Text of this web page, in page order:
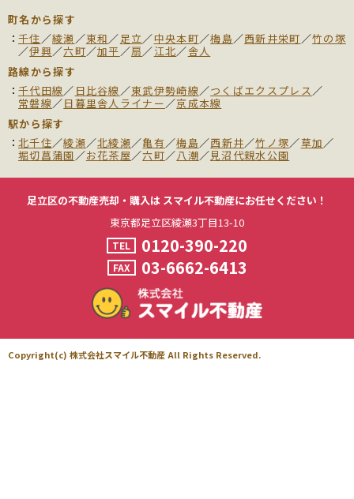
町名から探す
千住／綾瀬／東和／足立／中央本町／梅島／西新井栄町／竹の塚
／伊興／六町／加平／扇／江北／舎人
路線から探す
千代田線／ 日比谷線／東武伊勢崎線／つくばエクスプレス／
常磐線／日暮里舎人ライナー／京成本線
駅から探す
北千住／綾瀬／北綾瀬／亀有／梅島／西新井／竹ノ塚／草加／
堀切菖蒲園／お花茶屋／六町／八潮／見沼代親水公園
足立区の不動産売却・購入は スマイル不動産にお任せください！
東京都足立区綾瀬3丁目13-10
TEL 0120-390-220
FAX 03-6662-6413
Copyright(c) 株式会社スマイル不動産 All Rights Reserved.